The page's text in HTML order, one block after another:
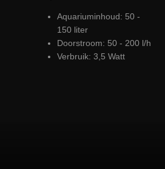
Aquariuminhoud: 50 -
150 liter
Doorstroom: 50 - 200 l/h
Verbruik: 3,5 Watt